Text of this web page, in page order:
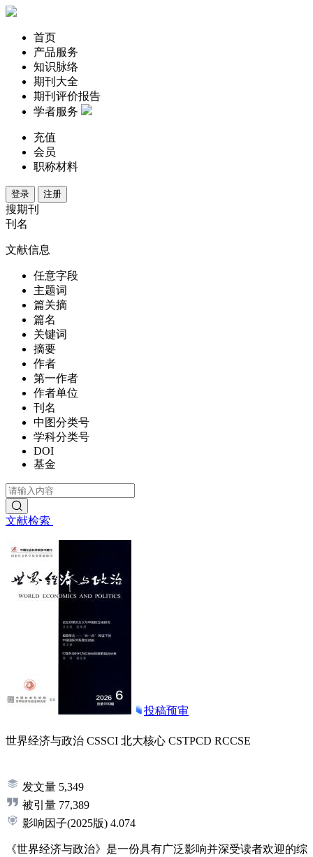
首页
产品服务
知识脉络
期刊大全
期刊评价报告
学者服务
充值
会员
职称材料
登录 注册
搜期刊
刊名
文献信息
任意字段
主题词
篇关摘
篇名
关键词
摘要
作者
第一作者
作者单位
刊名
中图分类号
学科分类号
DOI
基金
文献检索
投稿预审
世界经济与政治 CSSCI 北大核心 CSTPCD RCCSE
发文量 5,349
被引量 77,389
影响因子(2025版) 4.074
《世界经济与政治》是一份具有广泛影响并深受读者欢迎的综